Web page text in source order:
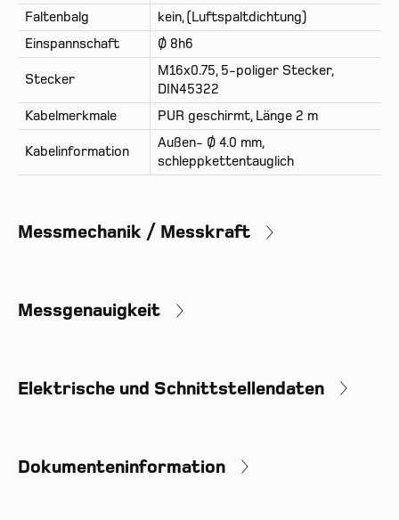
Faltenbalg
kein, (Luftspaltdichtung)
Einspannschaft
Ø 8h6
Stecker
M16x0.75, 5-poliger Stecker,
DIN45322
Kabelmerkmale
PUR geschirmt, Länge 2 m
Kabelinformation
Außen- Ø 4.0 mm,
schleppkettentauglich
Messmechanik / Messkraft
Messgenauigkeit
Elektrische und Schnittstellendaten
Dokumenteninformation